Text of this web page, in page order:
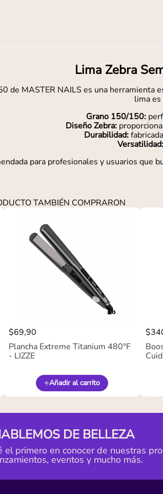
Lima Zebra
de MASTER NAILS es una herramienta
lima es
Grano 150/150:
Diseño Zebra:
Durabilidad:
Versatilidad:
para profesionales y usuarios que
TAMBIÉN COMPRARON
$69,90
Plancha Extreme Titanium 480°F
- LIZZE
Añadir al carrito
$
DE BELLEZA
el primero en conocer de nuestras
eventos y mucho más.